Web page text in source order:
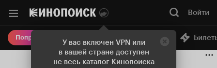
У вас включен VPN или
в вашей стране доступен
не весь каталог Кинопоиска
Войти
Попробовать Плюс Онлайн-кинотеатр